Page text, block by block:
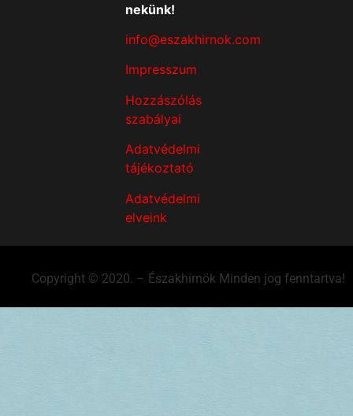
nekünk!
info@eszakhirnok.com
Impresszum
Hozzászólás
szabályai
Adatvédelmi
tájékoztató
Adatvédelmi
elveink
Copyright © 2020. – Északhírnök Minden jog fenntartva!